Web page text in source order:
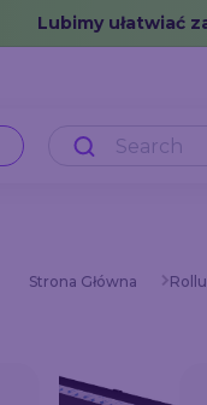
Lubimy ułatwiać
Strona Główna